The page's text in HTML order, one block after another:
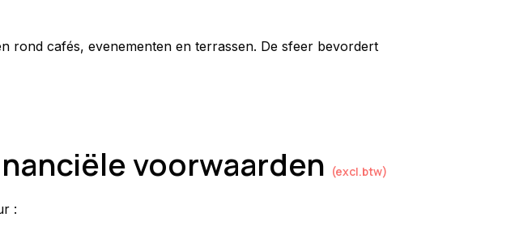
rond cafés, evenementen en terrassen. De sfeer bevordert
voorwaarden (excl.btw)
: